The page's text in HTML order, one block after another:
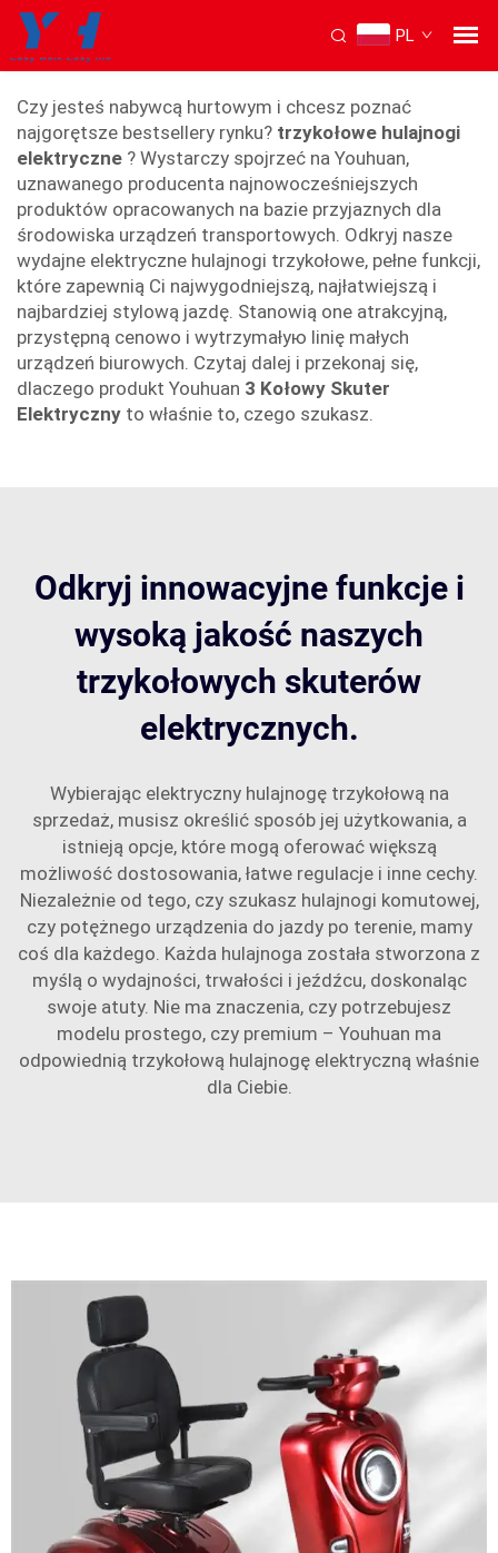
PL
3 Kołowy Skuter Elektryczny
Czy jesteś nabywcą hurtowym i chcesz poznać
najgorętsze bestsellery rynku? trzykołowe hulajnogi
elektryczne ? Wystarczy spojrzeć na Youhuan,
uznawanego producenta najnowocześniejszych
produktów opracowanych na bazie przyjaznych dla
środowiska urządzeń transportowych. Odkryj nasze
wydajne elektryczne hulajnogi trzykołowe, pełne funkcji,
które zapewnią Ci najwygodniejszą, najłatwiejszą i
najbardziej stylową jazdę. Stanowią one atrakcyjną,
przystępną cenowo i wytrzymałую linię małych
urządzeń biurowych. Czytaj dalej i przekonaj się,
dlaczego produkt Youhuan 3 Kołowy Skuter
Elektryczny to właśnie to, czego szukasz.
Odkryj innowacyjne funkcje i
wysoką jakość naszych
trzykołowych skuterów
elektrycznych.
Wybierając elektryczny hulajnogę trzykołową na
sprzedaż, musisz określić sposób jej użytkowania, a
istnieją opcje, które mogą oferować większą
możliwość dostosowania, łatwe regulacje i inne cechy.
Niezależnie od tego, czy szukasz hulajnogi komutowej,
czy potężnego urządzenia do jazdy po terenie, mamy
coś dla każdego. Każda hulajnoga została stworzona z
myślą o wydajności, trwałości i jeźdźcu, doskonaląc
swoje atuty. Nie ma znaczenia, czy potrzebujesz
modelu prostego, czy premium – Youhuan ma
odpowiednią trzykołową hulajnogę elektryczną właśnie
dla Ciebie.